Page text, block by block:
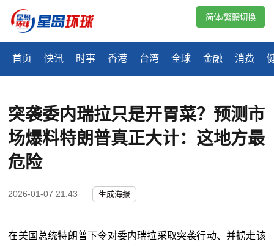
首页 快讯 时事 香港 台湾 全球 金融 消费
简体/繁體切換
突袭委内瑞拉只是开胃菜？预测市
场爆料特朗普真正大计：这地方最
危险
2026-01-07 21:43 生成海报
在美国总统特朗普下令对委内瑞拉采取突袭行动、并掳走该